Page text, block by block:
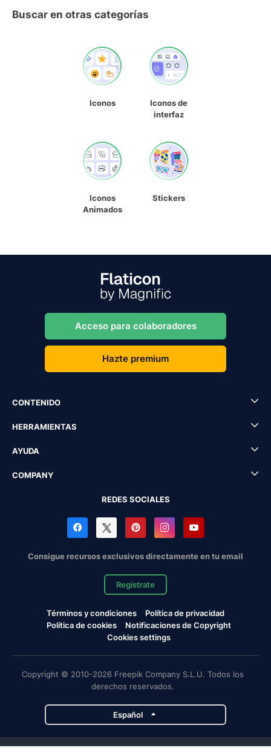
Buscar en otras categorías
Iconos
Iconos de
interfaz
Iconos
Animados
Stickers
Acceso para colaboradores
Hazte premium
CONTENIDO
HERRAMIENTAS
AYUDA
COMPANY
REDES SOCIALES
Consigue recursos exclusivos directamente en tu email
Regístrate
Términos y condiciones
Política de privacidad
Política de cookies
Notificaciones de Copyright
Cookies settings
Copyright © 2010-2026 Freepik Company S.L.U. Todos los
derechos reservados.
Español